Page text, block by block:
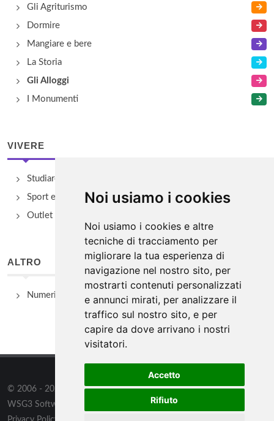
Noi usiamo i cookies
Noi usiamo i cookies e altre
tecniche di tracciamento per
migliorare la tua esperienza di
navigazione nel nostro sito, per
mostrarti contenuti personalizzati
e annunci mirati, per analizzare il
traffico sul nostro sito, e per
capire da dove arrivano i nostri
visitatori.
Accetto
Rifiuto
Gli Agriturismo
Dormire
Mangiare e bere
La Storia
Gli Alloggi
I Monumenti
VIVERE
Studiare
Sport e Benessere
Outlet e spacci aziendali
ALTRO
Numeri Utili
© 2006 - 2026 WSG3 STUDIOtutti i diritti riservati. Powered by
WSG3 Software